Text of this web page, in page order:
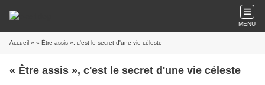
MENU
Accueil » « Être assis », c'est le secret d'une vie céleste
« Être assis », c'est le secret d'une vie céleste